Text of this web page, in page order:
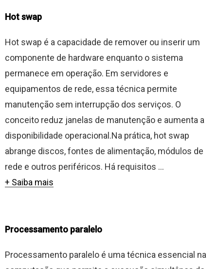
Hot swap
Hot swap é a capacidade de remover ou inserir um
componente de hardware enquanto o sistema
permanece em operação. Em servidores e
equipamentos de rede, essa técnica permite
manutenção sem interrupção dos serviços. O
conceito reduz janelas de manutenção e aumenta a
disponibilidade operacional.Na prática, hot swap
abrange discos, fontes de alimentação, módulos de
rede e outros periféricos. Há requisitos ...
+ Saiba mais
Processamento paralelo
Processamento paralelo é uma técnica essencial na